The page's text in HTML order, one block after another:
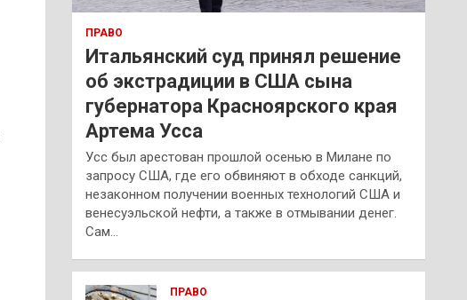
ПРАВО
Итальянский суд принял решение
об экстрадиции в США сына
губернатора Красноярского края
Артема Усса
Усс был арестован прошлой осенью в Милане по
запросу США, где его обвиняют в обходе санкций,
незаконном получении военных технологий США и
венесуэльской нефти, а также в отмывании денег.
Сам…
ПРАВО